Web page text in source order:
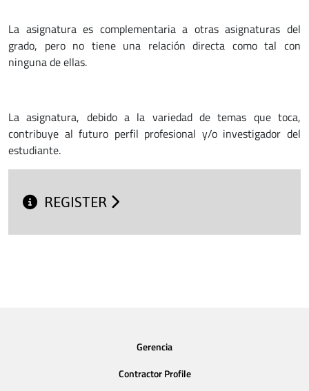
La asignatura es complementaria a otras asignaturas del
grado, pero no tiene una relación directa como tal con
ninguna de ellas.
La asignatura, debido a la variedad de temas que toca,
contribuye al futuro perfil profesional y/o investigador del
estudiante.
REGISTER
Gerencia
Contractor Profile